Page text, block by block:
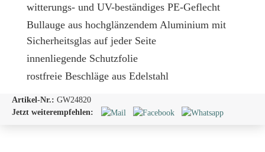
witterungs- und UV-beständiges PE-Geflecht
Bullauge aus hochglänzendem Aluminium mit
Sicherheitsglas auf jeder Seite
innenliegende Schutzfolie
rostfreie Beschläge aus Edelstahl
Artikel-Nr.: GW24820
Jetzt weiterempfehlen: